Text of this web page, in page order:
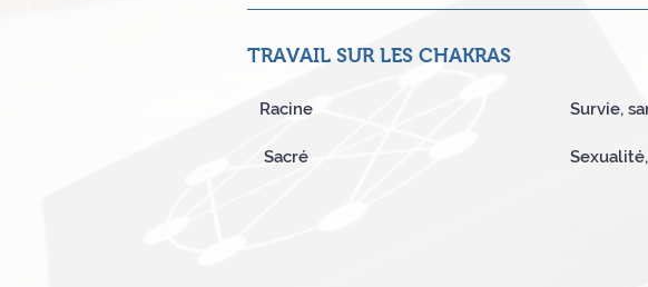
TRAVAIL SUR LES CHAKRAS
Racine Survie,
Sacré